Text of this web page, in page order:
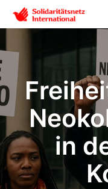
in